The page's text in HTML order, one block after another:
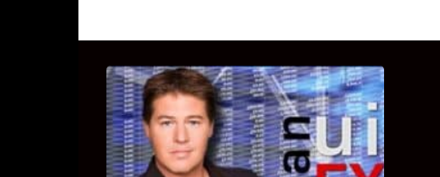
UITSTEL VAN EXECUTIE
Bekijk hier de fragmenten van de
deelname van Bricks and Stones aan